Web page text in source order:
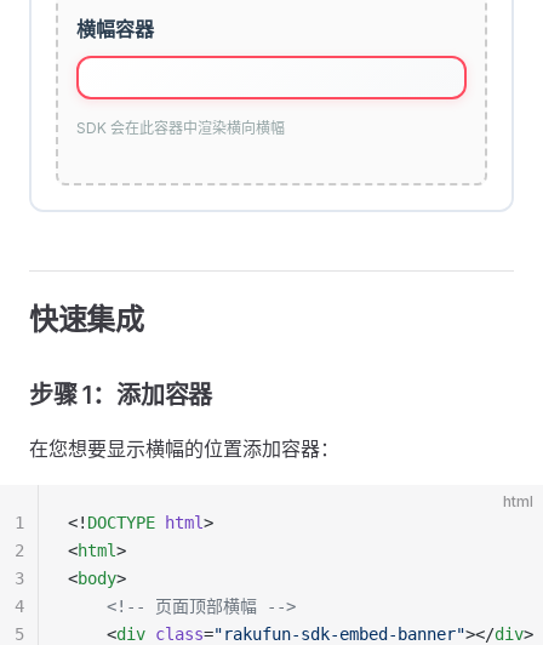
横幅容器
SDK 会在此容器中渲染横向横幅
快速集成
步骤 1：添加容器
在您想要显示横幅的位置添加容器：
html
<! DOCTYPE html>
<html>
<body>
    <!-- 页面顶部横幅 -->
    <
div class="rakufun-sdk-embed-banner"></div>
1
2
3
4
5